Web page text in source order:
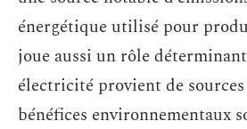
énergétique utilisé pour
joue aussi un rôle
électricité provient de
bénéfices environnementaux